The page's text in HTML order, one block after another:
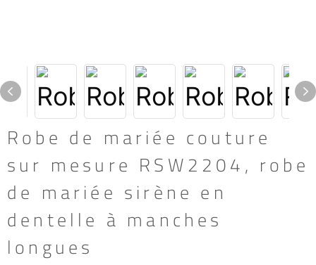
Robe de mariée couture
sur mesure RSW2204, robe
de mariée sirène en
dentelle à manches
longues